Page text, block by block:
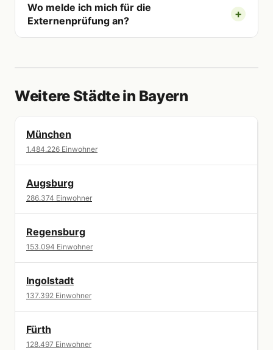
Wo melde ich mich für die
Externenprüfung an?
Weitere Städte in Bayern
München
1.484.226 Einwohner
Augsburg
286.374 Einwohner
Regensburg
153.094 Einwohner
Ingolstadt
137.392 Einwohner
Fürth
128.497 Einwohner